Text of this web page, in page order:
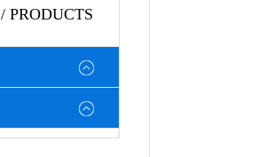
/ PRODUCTS